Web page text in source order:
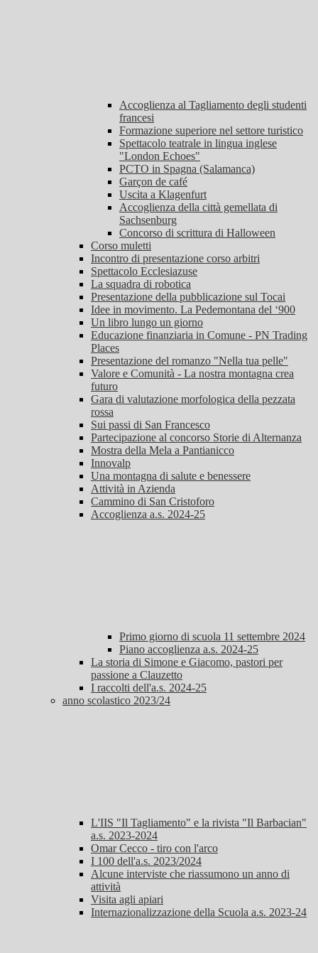
Accoglienza al Tagliamento degli studenti
francesi
Formazione superiore nel settore turistico
Spettacolo teatrale in lingua inglese
"London Echoes"
PCTO in Spagna (Salamanca)
Garçon de café
Uscita a Klagenfurt
Accoglienza della città gemellata di
Sachsenburg
Concorso di scrittura di Halloween
Corso muletti
Incontro di presentazione corso arbitri
Spettacolo Ecclesiazuse
La squadra di robotica
Presentazione della pubblicazione sul Tocai
Idee in movimento. La Pedemontana del ‘900
Un libro lungo un giorno
Educazione finanziaria in Comune - PN Trading
Places
Presentazione del romanzo "Nella tua pelle"
Valore e Comunità - La nostra montagna crea
futuro
Gara di valutazione morfologica della pezzata
rossa
Sui passi di San Francesco
Partecipazione al concorso Storie di Alternanza
Mostra della Mela a Pantianicco
Innovalp
Una montagna di salute e benessere
Attività in Azienda
Cammino di San Cristoforo
Accoglienza a.s. 2024-25
Primo giorno di scuola 11 settembre 2024
Piano accoglienza a.s. 2024-25
La storia di Simone e Giacomo, pastori per
passione a Clauzetto
I raccolti dell'a.s. 2024-25
anno scolastico 2023/24
L'IIS "Il Tagliamento" e la rivista "Il Barbacian"
a.s. 2023-2024
Omar Cecco - tiro con l'arco
I 100 dell'a.s. 2023/2024
Alcune interviste che riassumono un anno di
attività
Visita agli apiari
Internazionalizzazione della Scuola a.s. 2023-24